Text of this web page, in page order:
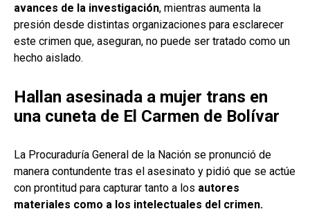
avances de la investigación, mientras aumenta la
presión desde distintas organizaciones para esclarecer
este crimen que, aseguran, no puede ser tratado como un
hecho aislado.
Hallan asesinada a mujer trans en
una cuneta de El Carmen de Bolívar
La Procuraduría General de la Nación se pronunció de
manera contundente tras el asesinato y pidió que se actúe
con prontitud para capturar tanto a los autores
materiales como a los intelectuales del crimen.